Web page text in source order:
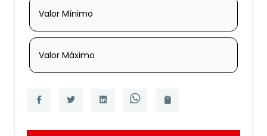
Valor Mínimo
Valor Máximo